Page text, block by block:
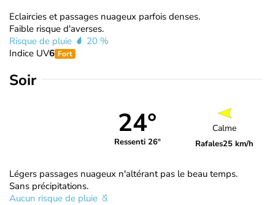
Eclaircies et passages nuageux parfois denses.
Faible risque d'averses.
Risque de pluie
20 %
Indice UV6 Fort
Soir
24°
Ressenti 26°
Calme
Rafales25 km/h
Légers passages nuageux n'altérant pas le beau temps.
Sans précipitations.
Aucun risque de pluie